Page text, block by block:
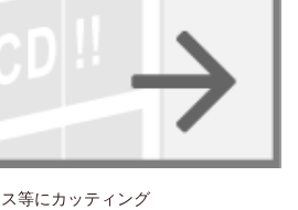
等にカッティング